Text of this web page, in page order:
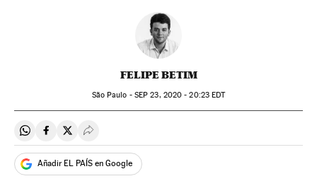
FELIPE BETIM
São Paulo - SEP 23, 2020 - 20:23EDT
Compartir en Whatsapp
Compartir en Facebook
Compartir en Twitter
Desplegar Redes Sociales
Añadir EL PAÍS en Google